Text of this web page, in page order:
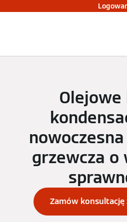
Olejowe
grzewcza o
Zamów konsultację